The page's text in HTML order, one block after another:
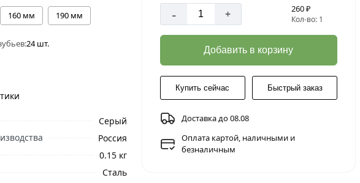
160 мм 190 мм
24 шт.
Серый
Россия
0.15 кг
Сталь
- + 260 ₽
Кол-во: 1
Добавить в корзину
Купить сейчас Быстрый заказ
Доставка до 08.08
Оплата картой, наличными и
безналичным